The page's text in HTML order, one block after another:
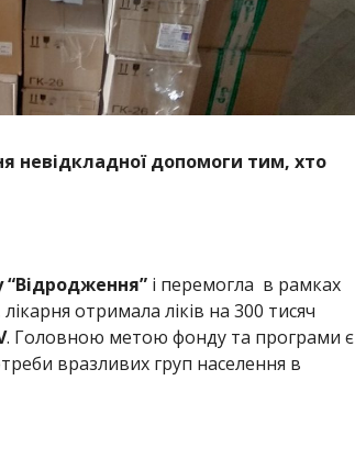
невідкладної допомоги тим, хто
і перемогла в рамках
отримала ліків на 300 тисяч
. Головною метою фонду та програми є
вразливих груп населення в